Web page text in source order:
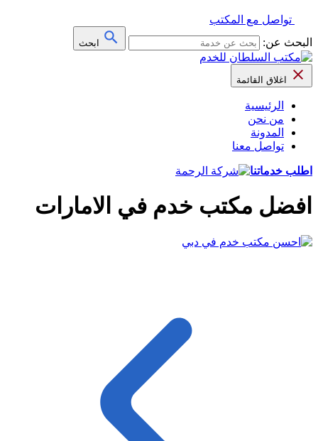
تواصل مع المكتب
البحث عن:
ابحث
اغلاق القائمة
الرئيسية
من نحن
المدونة
تواصل معنا
اطلب خدماتنا
افضل مكتب خدم في الامارات